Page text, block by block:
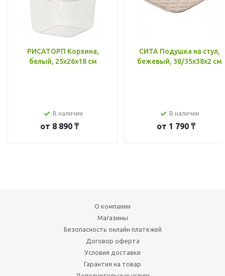
РИСАТОРП Корзина,
белый, 25x26x18 см
В наличии
от 8 890 ₸
СИТА Подушка на стул,
бежевый, 38/35x38x2 см
В наличии
от 1 790 ₸
О компании
Магазины
Безопасность онлайн платежей
Договор оферта
Условия доставки
Гарантия на товар